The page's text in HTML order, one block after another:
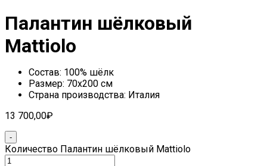
Палантин шёлковый
Mattiolo
Состав: 100% шёлк
Размер: 70х200 см
Страна производства: Италия
13 700,00₽
Количество Палантин шёлковый Mattiolo